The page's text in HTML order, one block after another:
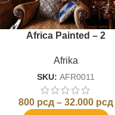
Africa Painted – 2
Afrika
SKU: AFR0011
800 рсд – 32.000 рсд